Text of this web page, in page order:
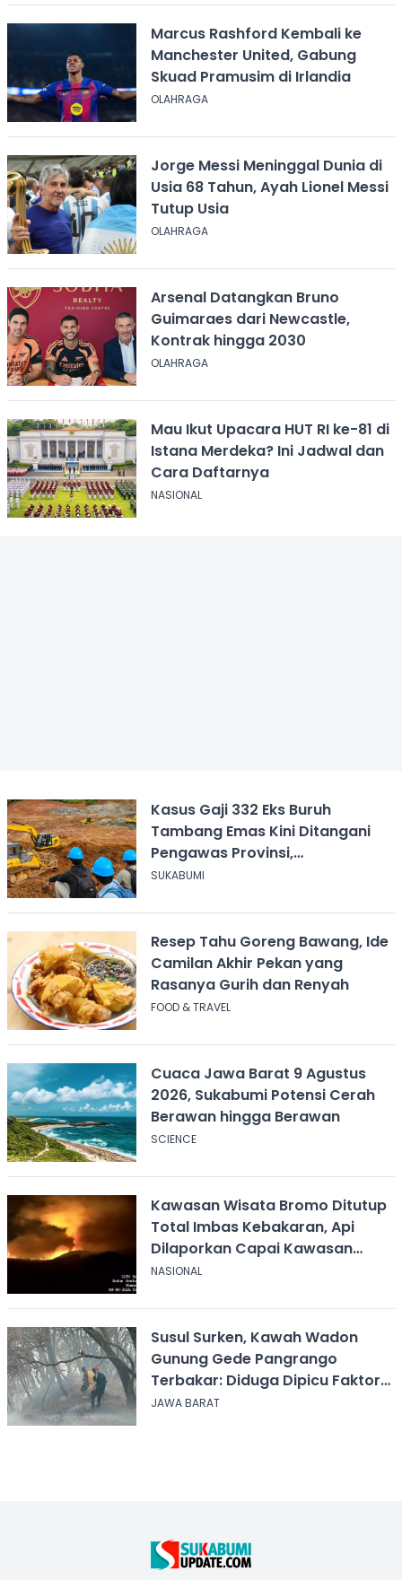
Marcus Rashford Kembali ke
Manchester United, Gabung
Skuad Pramusim di Irlandia
OLAHRAGA
Jorge Messi Meninggal Dunia di
Usia 68 Tahun, Ayah Lionel Messi
Tutup Usia
OLAHRAGA
Arsenal Datangkan Bruno
Guimaraes dari Newcastle,
Kontrak hingga 2030
OLAHRAGA
Mau Ikut Upacara HUT RI ke-81 di
Istana Merdeka? Ini Jadwal dan
Cara Daftarnya
NASIONAL
Kasus Gaji 332 Eks Buruh
Tambang Emas Kini Ditangani
Pengawas Provinsi,
Disnakertrans Sukabumi Terus
SUKABUMI
Resep Tahu Goreng Bawang, Ide
Camilan Akhir Pekan yang
Rasanya Gurih dan Renyah
FOOD & TRAVEL
Cuaca Jawa Barat 9 Agustus
2026, Sukabumi Potensi Cerah
Berawan hingga Berawan
SCIENCE
Kawasan Wisata Bromo Ditutup
Total Imbas Kebakaran, Api
Dilaporkan Capai Kawasan
Sabana
NASIONAL
Susul Surken, Kawah Wadon
Gunung Gede Pangrango
Terbakar: Diduga Dipicu Faktor
Alam
JAWA BARAT